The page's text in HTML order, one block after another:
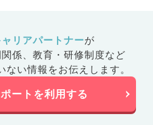
リアパートナーが
係、 教育・研修制度など
い情報をお伝えします。
ートを利用する